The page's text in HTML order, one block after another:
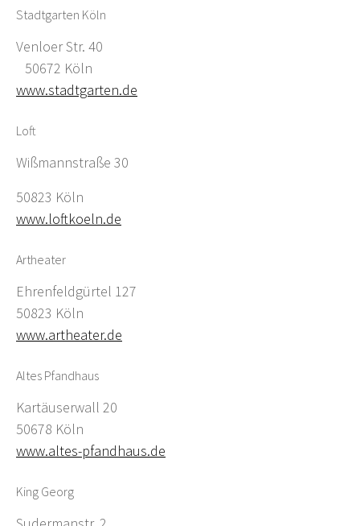
Stadtgarten Köln
Venloer Str. 40
50672 Köln
www.stadtgarten.de
Loft
Wißmannstraße 30
50823 Köln
www.loftkoeln.de
Artheater
Ehrenfeldgürtel 127
50823 Köln
www.artheater.de
Altes Pfandhaus
Kartäuserwall 20
50678 Köln
www.altes-pfandhaus.de
King Georg